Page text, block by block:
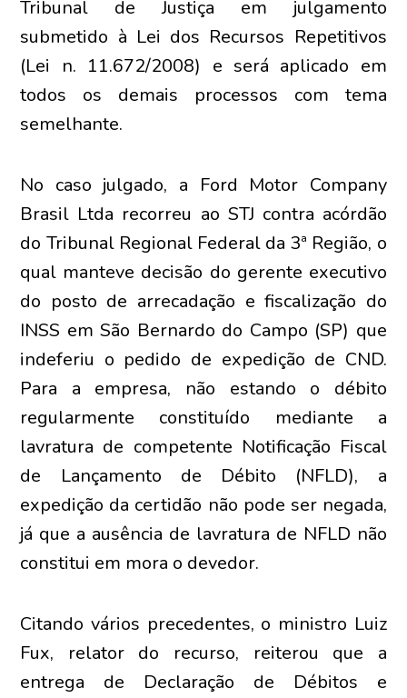
Tribunal de Justiça em julgamento
submetido à Lei dos Recursos Repetitivos
(Lei n. 11.672/2008) e será aplicado em
todos os demais processos com tema
semelhante.
No caso julgado, a Ford Motor Company
Brasil Ltda recorreu ao STJ contra acórdão
do Tribunal Regional Federal da 3ª Região, o
qual manteve decisão do gerente executivo
do posto de arrecadação e fiscalização do
INSS em São Bernardo do Campo (SP) que
indeferiu o pedido de expedição de CND.
Para a empresa, não estando o débito
regularmente constituído mediante a
lavratura de competente Notificação Fiscal
de Lançamento de Débito (NFLD), a
expedição da certidão não pode ser negada,
já que a ausência de lavratura de NFLD não
constitui em mora o devedor.
Citando vários precedentes, o ministro Luiz
Fux, relator do recurso, reiterou que a
entrega de Declaração de Débitos e